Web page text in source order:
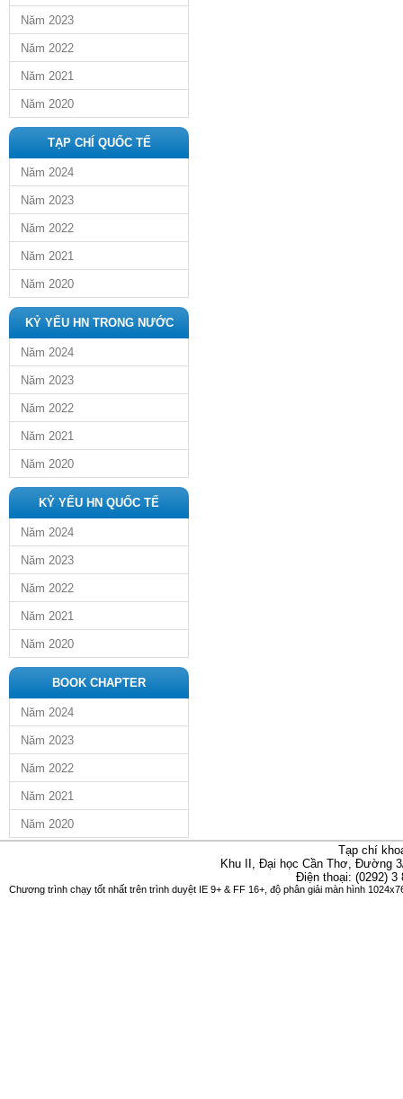
Năm 2023
Năm 2022
Năm 2021
Năm 2020
TẠP CHÍ QUỐC TẾ
Năm 2024
Năm 2023
Năm 2022
Năm 2021
Năm 2020
KỶ YẾU HN TRONG NƯỚC
Năm 2024
Năm 2023
Năm 2022
Năm 2021
Năm 2020
KỶ YẾU HN QUỐC TẾ
Năm 2024
Năm 2023
Năm 2022
Năm 2021
Năm 2020
BOOK CHAPTER
Năm 2024
Năm 2023
Năm 2022
Năm 2021
Năm 2020
Tạp chí
Khu II, Đại học Cần Thơ, Đường
Điện thoại: (0292)
Chương trình chạy tốt nhất trên trình duyệt IE 9+ & FF 16+, độ phân giải màn hình